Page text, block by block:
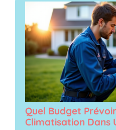
Quel Budget
Climatisation Dans